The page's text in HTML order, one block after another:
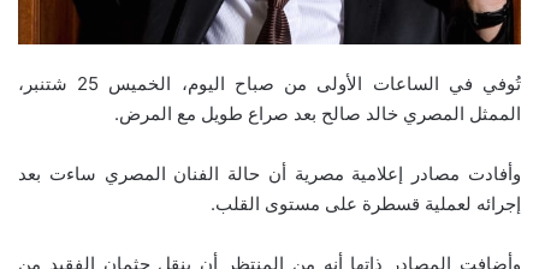
تُوفي في الساعات الأولى من صباح اليوم، الخميس 25 شتنبر،
الممثل المصري خالد صالح بعد صراع طويل مع المرض.
وأفادت مصادر إعلامية مصرية أن حالة الفنان المصري ساءت بعد
إجرائه لعملية قسطرة على مستوى القلب.
وأضافت المصادر ذاتها أنه من المنتظر أن ينقل جثمان الفقيد من